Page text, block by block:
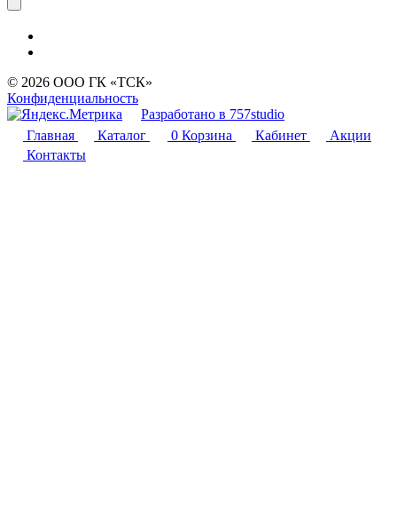
© 2026 ООО ГК «ТСК»
Конфиденциальность
Разработано в 757studio
Главная
Каталог 0 Корзина Кабинет
Акции
Контакты